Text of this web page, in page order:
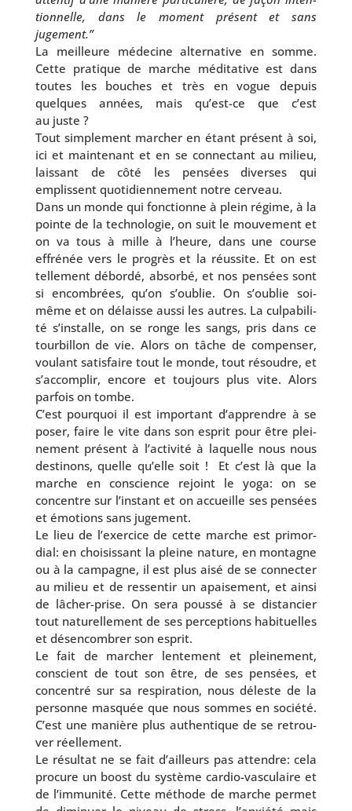
tion­nelle, dans le moment pré­sent et sans
jugement.”
La meilleure méde­cine alter­na­tive en somme.
Cette pra­tique de marche médi­ta­tive est dans
toutes les bouches et très en vogue depuis
quelques années, mais qu’est-ce que c’est
au juste ?
Tout sim­ple­ment mar­cher en étant pré­sent à soi,
ici et main­te­nant et en se connec­tant au milieu,
lais­sant de côté les pen­sées diverses qui
emplissent quo­ti­dien­ne­ment notre cerveau.
Dans un monde qui fonc­tionne à plein régime, à la
pointe de la tech­no­lo­gie, on suit le mou­ve­ment et
on va tous à mille à l’heure, dans une course
effré­née vers le pro­grès et la réus­site. Et on est
tel­le­ment débor­dé, absor­bé, et nos pen­sées sont
si encom­brées, qu’on s’ou­blie. On s’ou­blie soi-
même et on délaisse aus­si les autres. La culpa­bi­li­
té s’ins­talle, on se ronge les sangs, pris dans ce
tour­billon de vie. Alors on tâche de com­pen­ser,
vou­lant satis­faire tout le monde, tout résoudre, et
s’ac­com­plir, encore et tou­jours plus vite. Alors
par­fois on tombe.
C’est pour­quoi il est impor­tant d’ap­prendre à se
poser, faire le vite dans son esprit pour être plei­
ne­ment pré­sent à l’ac­ti­vi­té à laquelle nous nous
des­ti­nons, quelle qu’elle soit ! Et c’est là que la
marche en conscience rejoint le yoga: on se
concentre sur l’ins­tant et on accueille ses pen­sées
et émo­tions sans jugement.
Le lieu de l’exer­cice de cette marche est pri­mor­
dial: en choi­sis­sant la pleine nature, en mon­tagne
ou à la cam­pagne, il est plus aisé de se connec­ter
au milieu et de res­sen­tir un apai­se­ment, et ain­si
de lâcher-prise. On sera pous­sé à se dis­tan­cier
tout natu­rel­le­ment de ses per­cep­tions habi­tuelles
et désen­com­brer son esprit.
Le fait de mar­cher len­te­ment et plei­ne­ment,
conscient de tout son être, de ses pen­sées, et
concen­tré sur sa res­pi­ra­tion, nous déleste de la
per­sonne mas­quée que nous sommes en socié­té.
C’est une manière plus authen­tique de se retrou­
ver réellement.
Le résul­tat ne se fait d’ailleurs pas attendre: cela
pro­cure un boost du sys­tème cardio-vasculaire et
de l’im­mu­ni­té. Cette méthode de marche per­met